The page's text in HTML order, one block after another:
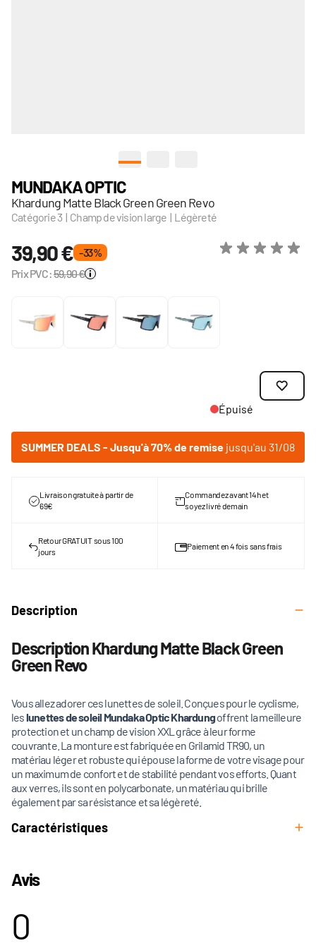
MUNDAKA OPTIC
Khardung Matte Black Green Green Revo
Catégorie 3 | Champ de vision large | Légèreté
39,90 € - 33 %
Prix PVC:59,90 €
Épuisé
SUMMER DEALS - Jusqu'à 70% de remise jusqu'au 31/08
Livraison gratuite à partir de
69€
Commandez avant 14h et
soyez livré demain
Retour GRATUIT sous 100
jours
Paiement en 4 fois sans frais
Description
Description Khardung Matte Black Green
Green Revo
Vous allez adorer ces lunettes de soleil. Conçues pour le cyclisme,
leslunettes de soleil Mundaka Optic Khardungoffrent la meilleure
protection et un champ de vision XXL grâce à leur forme
couvrante. La monture est fabriquée en Grilamid TR90, un
matériau léger et robuste qui épouse la forme de votre visage pour
un maximum de confort et de stabilité pendant vos efforts. Quant
aux verres, ils sont en polycarbonate, un matériau qui brille
également par sa résistance et sa légèreté.
Caractéristiques
Avis
0